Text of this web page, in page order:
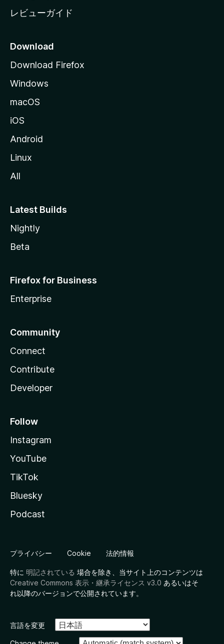
レビューガイド
Download
Download Firefox
Windows
macOS
iOS
Android
Linux
All
Latest Builds
Nightly
Beta
Firefox for Business
Enterprise
Community
Connect
Contribute
Developer
Follow
Instagram
YouTube
TikTok
Bluesky
Podcast
プライバシー Cookie 法的情報
特に 明記されている 場合を除き、当サイト上のコンテンツは
Creative Commons 表示・継承ライセンス v3.0 あるいはそ
れ以降のバージョンで公開されています。
言語を変更